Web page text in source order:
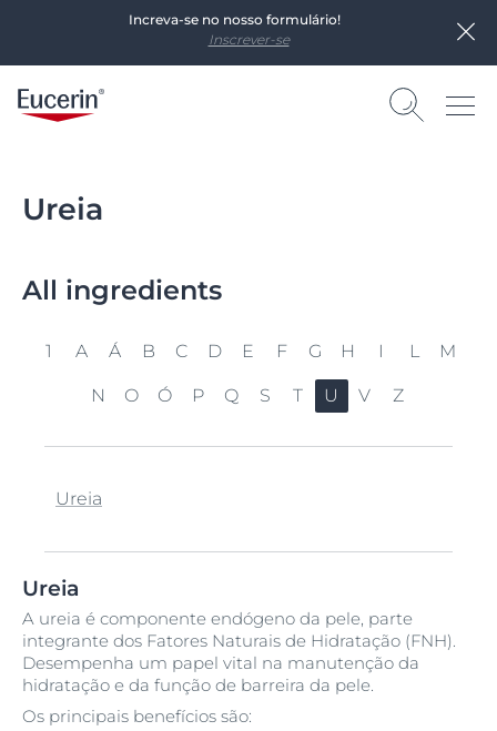
Increva-se no nosso formulário!
Inscrever-se
Ureia
All ingredients
1 A Á B C D E F G H I L M
N O Ó P Q S T U V Z
1,2-Hexanodiol
AHA
AHA + PHA
Arctiina
Aroma
Ácido glicirretínico
Ácido glicólico
Ácido Hialurónico
Ácido lático
Ácido Salicílico
Bakuchiol
BHA
Biotin
Caprylyl/Capryl Glucoside
Carnitina
Carrageenan
Ceramida 3
Ceramide NP
Decanediol
Dehydroxanthan Gum
Dexpantenol
Dihydromyricetin
Dihydromyritecin (Epicelline®)
Enoxolona
Epicelline
Epicelline
Filtro UVA/UVB
FNHs
Gellan Gum
Glicerina
Glicina saponina
Gluco-glicerol
Glycine Soja Oil
Histidine HCl
Hydrogenated Coconut Acid
Hydrogenated Rapeseed Oil
Hydroxyacetophenone
Hydroxypropyl Guar
Isobutylamido Thiazolyl Resorcinol
Licochalcone A
Lysine HCl
Macadamia Ternifolia Seed Oil
Maltodextrin
Methyl Benzoate
Methylpropanediol
MPD
Niacinamida
Olea Europaea Fruit Oil
Óleo de Argão
Óleo de semente de uva
Óleo Natural
Pantenol
Pentaerythrityl Tetra-di-t-butyl
PHA
Phytosphingosine
Pigmentos com cor
Q10
Sebum-regulating Technology
Sodium Acetate
Sodium Coco-Sulfate
Sodium Metabisulfite
Sodium Phosphate
Tampão de Citrato
Tetramethyl Acetyloctahydronaphthalenes
Thiamidol
Tin Oxide
Trisodium Ethylenediamine Disuccinate
Ureia
Vitamina C
Vitamina E
Zea Mays Oil
Ureia
A ureia é componente endógeno da pele, parte
integrante dos Fatores Naturais de Hidratação (FNH).
Desempenha um papel vital na manutenção da
hidratação e da função de barreira da pele.
Os principais benefícios são: